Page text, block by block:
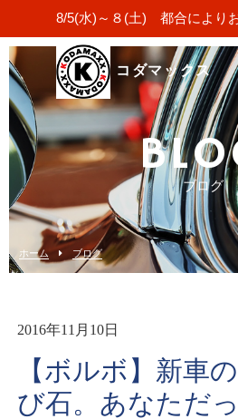
8/5(水)～８(土) 都合により
コダマックス
ブログ
ホーム ブログ
2016年11月10日
【ボルボ】新車
び石。あなただ